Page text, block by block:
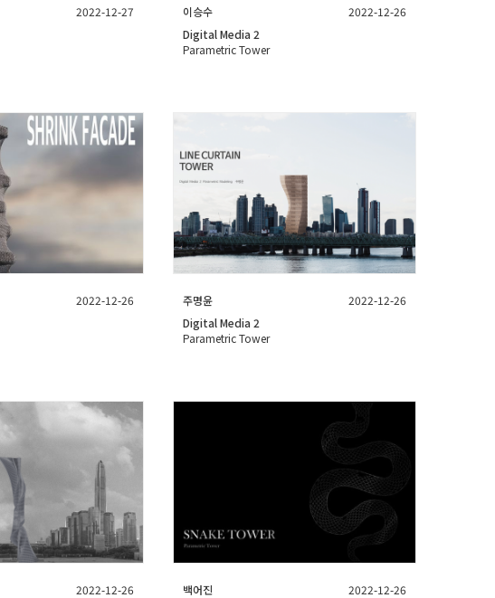
2022-12-27
이승수
2022-12-26
Digital Media 2
Parametric Tower
2022-12-26
주명윤
2022-12-26
Digital Media 2
Parametric Tower
2022-12-26
백어진
2022-12-26